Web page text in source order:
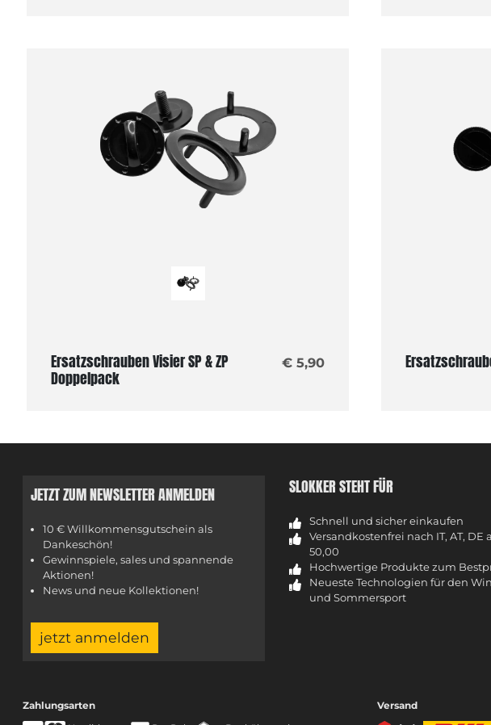
Ersatzschrauben Visier SP & ZP
Doppelpack
€ 5,90
JETZT ZUM NEWSLETTER ANMELDEN
10 € Willkommensgutschein als
Dankeschön!
Gewinnspiele, sales und spannende
Aktionen!
News und neue Kollektionen!
jetzt anmelden
SLOKKER STEHT FÜR
Schnell und sicher einkaufen
Versandkostenfrei nach IT, AT, DE
50,00
Hochwertige Produkte zum
Neueste Technologien für den
und Sommersport
Zahlungsarten
Versand